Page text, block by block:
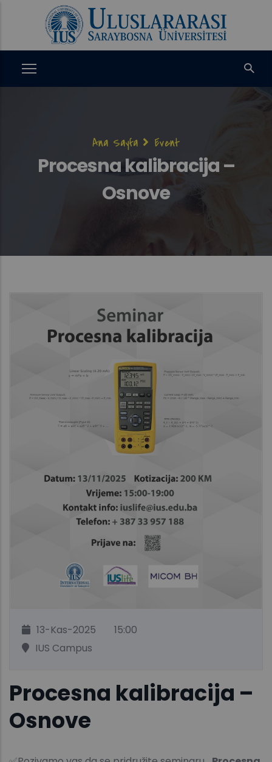
Sayfa
yolu
Ana Sayfa Event
Procesna kalibracija –
Osnove
13-Kas-2025
15:00
IUS Campus
Procesna kalibracija –
Osnove